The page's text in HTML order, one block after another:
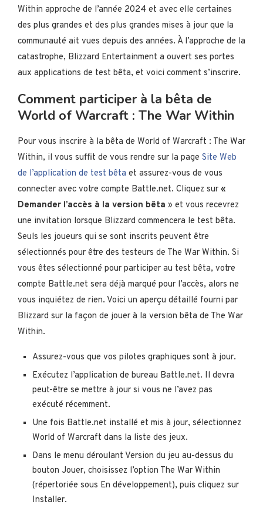
Within approche de l’année 2024 et avec elle certaines
des plus grandes et des plus grandes mises à jour que la
communauté ait vues depuis des années. À l’approche de la
catastrophe, Blizzard Entertainment a ouvert ses portes
aux applications de test bêta, et voici comment s’inscrire.
Comment participer à la bêta de
World of Warcraft : The War Within
Pour vous inscrire à la bêta de World of Warcraft : The War
Within, il vous suffit de vous rendre sur la page Site Web
de l’application de test bêta et assurez-vous de vous
connecter avec votre compte Battle.net. Cliquez sur «
Demander l’accès à la version bêta » et vous recevrez
une invitation lorsque Blizzard commencera le test bêta.
Seuls les joueurs qui se sont inscrits peuvent être
sélectionnés pour être des testeurs de The War Within. Si
vous êtes sélectionné pour participer au test bêta, votre
compte Battle.net sera déjà marqué pour l’accès, alors ne
vous inquiétez de rien. Voici un aperçu détaillé fourni par
Blizzard sur la façon de jouer à la version bêta de The War
Within.
Assurez-vous que vos pilotes graphiques sont à jour.
Exécutez l’application de bureau Battle.net. Il devra
peut-être se mettre à jour si vous ne l’avez pas
exécuté récemment.
Une fois Battle.net installé et mis à jour, sélectionnez
World of Warcraft dans la liste des jeux.
Dans le menu déroulant Version du jeu au-dessus du
bouton Jouer, choisissez l’option The War Within
(répertoriée sous En développement), puis cliquez sur
Installer.